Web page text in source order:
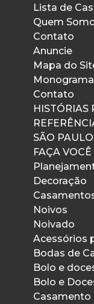
Lista de
Quem
Contato
Anuncie
Mapa do
Contato
HISTÓRIAS
SÃO PAULO
FAÇA
Decoração
Noivos
Noivado
Acessórios
Bodas de
Bolo e
Bolo e
Casamento